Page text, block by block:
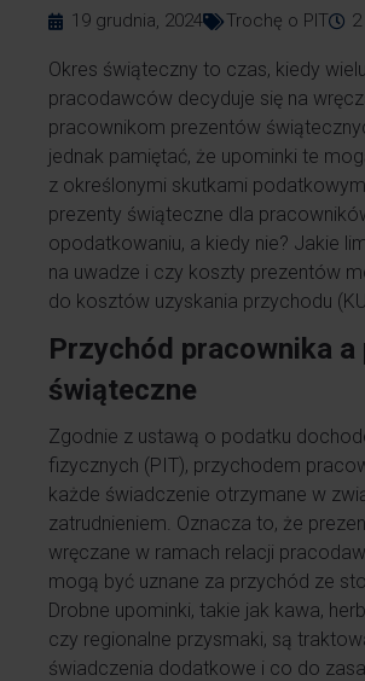
19 grudnia, 2024 Trochę o PIT 2
Okres świąteczny to czas, kiedy wielu
pracodawców decyduje się na
pracownikom prezentów
jednak pamiętać, że upominki te
z określonymi skutkami
prezenty świąteczne dla
opodatkowaniu, a kiedy nie? Jakie
na uwadze i czy koszty prezentów
do kosztów uzyskania przychodu
Przychód pracownika a
świąteczne
Zgodnie z ustawą o podatku
fizycznych (PIT), przychodem
każde świadczenie otrzymane w
zatrudnieniem. Oznacza to, że
wręczane w ramach relacji
mogą być uznane za przychód ze
Drobne upominki, takie jak kawa,
czy regionalne przysmaki, są
świadczenia dodatkowe i co do